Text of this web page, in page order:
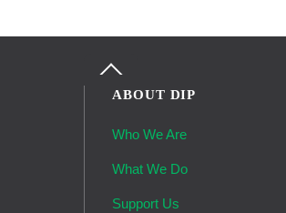
Back
Top
ABOUT DIP
Who We Are
What We Do
Support Us